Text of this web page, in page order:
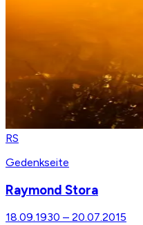
RS
Gedenkseite
Raymond Stora
18.09.1930 – 20.07.2015